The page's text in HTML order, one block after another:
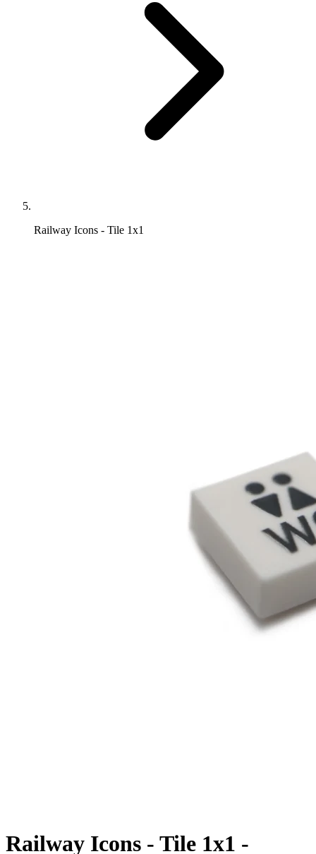
Railway Icons - Tile 1x1
Railway Icons - Tile 1x1 -